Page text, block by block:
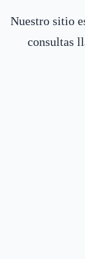
Nuestro sitio
consultas